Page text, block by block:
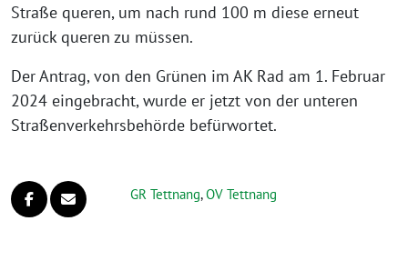
Straße que­ren, um nach rund 100 m die­se erneut
zurück que­ren zu müssen.
Der Antrag, von den Grünen im AK Rad am 1. Februar
2024 ein­ge­bracht, wur­de er jetzt von der unte­ren
Straßenverkehrsbehörde befürwortet.
GR Tettnang,OV Tettnang